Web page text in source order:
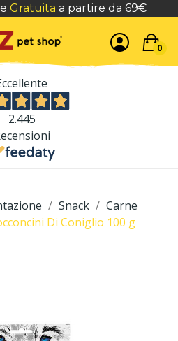
Gratuita a partire da 69€
0
2.445
Snack
Carne
Di Coniglio 100 g